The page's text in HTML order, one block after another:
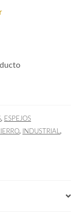
, ESPEJOS
, INDUSTRIAL ,